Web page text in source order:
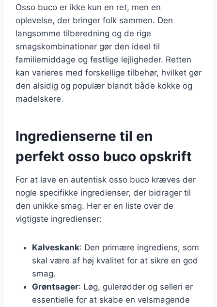
Osso buco er ikke kun en ret, men en
oplevelse, der bringer folk sammen. Den
langsomme tilberedning og de rige
smagskombinationer gør den ideel til
familiemiddage og festlige lejligheder. Retten
kan varieres med forskellige tilbehør, hvilket gør
den alsidig og populær blandt både kokke og
madelskere.
Ingredienserne til en
perfekt osso buco opskrift
For at lave en autentisk osso buco kræves der
nogle specifikke ingredienser, der bidrager til
den unikke smag. Her er en liste over de
vigtigste ingredienser:
Kalveskank: Den primære ingrediens, som
skal være af høj kvalitet for at sikre en god
smag.
Grøntsager: Løg, gulerødder og selleri er
essentielle for at skabe en velsmagende